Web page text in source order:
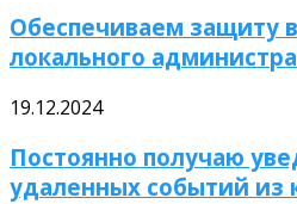
Обеспечиваем защиту
локального
19.12.2024
Постоянно получаю
удаленных событий из